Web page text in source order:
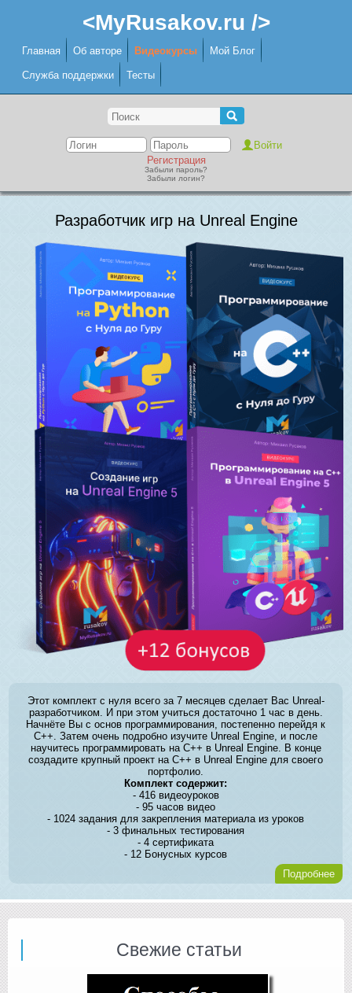
<MyRusakov.ru />
Главная Об авторе Видеокурсы Мой Блог
Служба поддержки Тесты
Регистрация
Забыли пароль?
Забыли логин?
Разработчик игр на Unreal Engine
Этот комплект с нуля всего за 7 месяцев сделает Вас Unreal-
разработчиком. И при этом учиться достаточно 1 час в день.
Начнёте Вы с основ программирования, постепенно перейдя к
C++. Затем очень подробно изучите Unreal Engine, и после
научитесь программировать на C++ в Unreal Engine. В конце
создадите крупный проект на C++ в Unreal Engine для своего
портфолио.
Комплект содержит:
- 416 видеоуроков
- 95 часов видео
- 1024 задания для закрепления материала из уроков
- 3 финальных тестирования
- 4 сертификата
- 12 Бонусных курсов
Подробнее
Свежие статьи